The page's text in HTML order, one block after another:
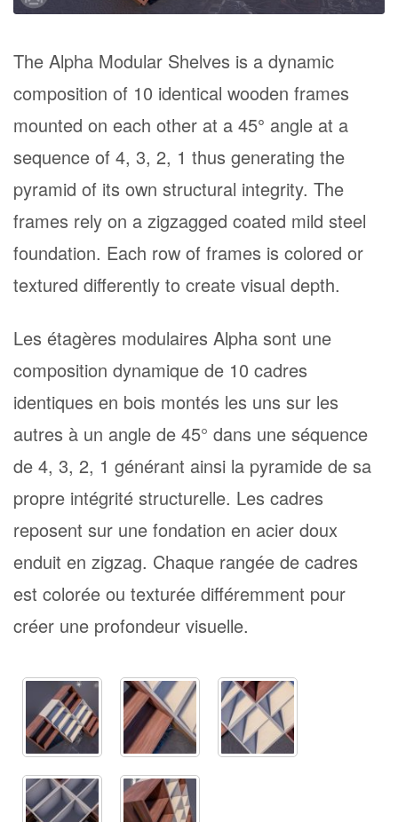
The Alpha Modular Shelves is a dynamic
composition of 10 identical wooden frames
mounted on each other at a 45° angle at a
sequence of 4, 3, 2, 1 thus generating the
pyramid of its own structural integrity. The
frames rely on a zigzagged coated mild steel
foundation. Each row of frames is colored or
textured differently to create visual depth.
Les étagères modulaires Alpha sont une
composition dynamique de 10 cadres
identiques en bois montés les uns sur les
autres à un angle de 45° dans une séquence
de 4, 3, 2, 1 générant ainsi la pyramide de sa
propre intégrité structurelle. Les cadres
reposent sur une fondation en acier doux
enduit en zigzag. Chaque rangée de cadres
est colorée ou texturée différemment pour
créer une profondeur visuelle.